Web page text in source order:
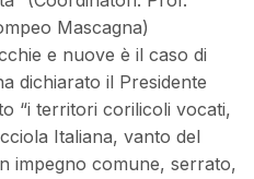
Mascagna)
e nuove è il caso di
dichiarato il Presidente
“i territori corilicoli vocati,
Italiana, vanto del
impegno comune, serrato,